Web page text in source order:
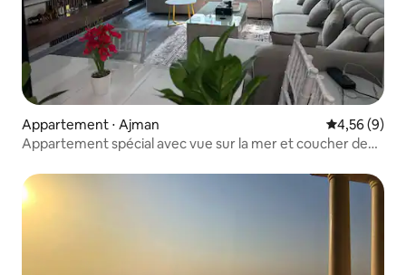
Appartement ⋅ Ajman Évaluation
4,56 (9)
Appartement spécial avec vue sur la mer et coucher de